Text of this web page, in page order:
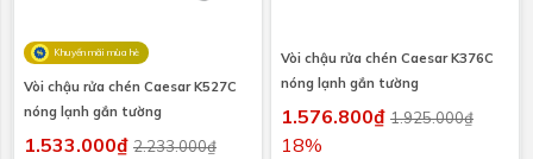
Khuyến mãi mùa hè
Vòi chậu rửa chén Caesar K527C
nóng lạnh gắn tường
1.533.000₫ 2.233.000₫
Vòi chậu rửa chén Caesar K376C
nóng lạnh gắn tường
1.576.800₫ 1.925.000₫
18%